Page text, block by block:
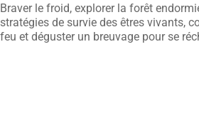
Braver le froid, explorer la forêt
stratégies de survie des êtres vivants,
feu et déguster un breuvage pour se